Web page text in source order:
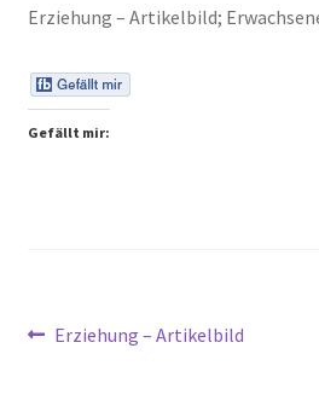
Peps Gedanken
Erziehung – Artikelbild;
Gefällt mir:
Beitragsnavigation
Vorheriger
Erziehung – Artikelbild